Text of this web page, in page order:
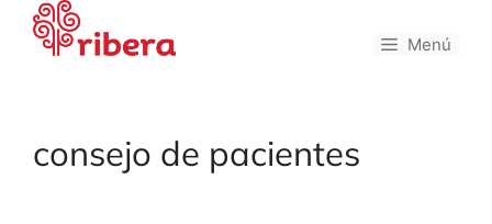
Saltar
contenido
Menú
consejo de pacientes